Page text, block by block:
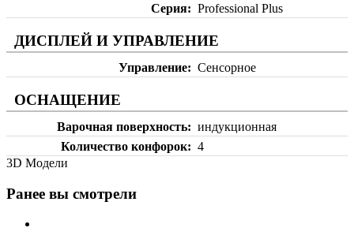
Серия Professional Plus
ДИСПЛЕЙ И УПРАВЛЕНИЕ
Управление Сенсорное
ОСНАЩЕНИЕ
Варочная поверхность
индукционная
Количество конфорок
4
3D Модели
Ранее вы смотрели